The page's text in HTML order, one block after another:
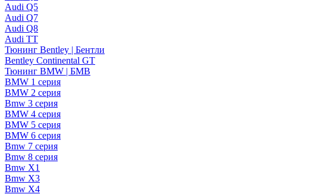
Audi Q5
Audi Q7
Audi Q8
Audi TT
Тюнинг Bentley | Бентли
Bentley Continental GT
Тюнинг BMW | БМВ
BMW 1 серия
BMW 2 серия
Bmw 3 серия
BMW 4 серия
BMW 5 серия
BMW 6 серия
Bmw 7 серия
Bmw 8 серия
Bmw X1
Bmw X3
Bmw X4